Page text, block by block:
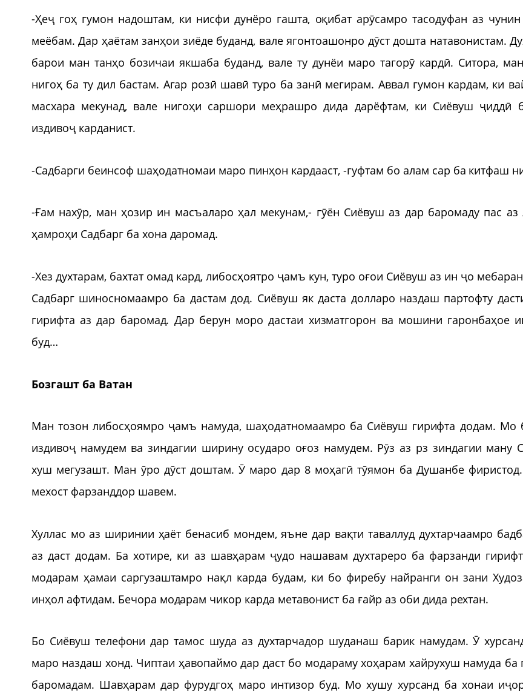
-Ҳеҷ гоҳ гумон надоштам, ки нисфи дунёро гашта, оқибат арӯсамро тасодуфан аз
меёбам. Дар ҳаётам занҳои зиёде буданд, вале ягонтоашонро дӯст дошта натавонистам.
барои ман танҳо бозичаи якшаба буданд, вале ту дунёи маро тагорӯ кардӣ. Ситора,
нигоҳ ба ту дил бастам. Агар розӣ шавӣ туро ба занӣ мегирам. Аввал гумон кардам, ки
масхара мекунад, вале нигоҳи саршори меҳрашро дида дарёфтам, ки Сиёвуш ҷиддӣ
издивоҷ карданист.
-Садбарги беинсоф шаҳодатномаи маро пинҳон кардааст, -гуфтам бо алам сар ба китфаш
-Ғам нахӯр, ман ҳозир ин масъаларо ҳал мекунам,- гӯён Сиёвуш аз дар баромаду пас аз
ҳамроҳи Садбарг ба хона даромад.
-Хез духтарам, бахтат омад кард, либосҳоятро ҷамъ кун, туро оғои Сиёвуш аз ин ҷо
Садбарг шиносномаамро ба дастам дод. Сиёвуш як даста долларо наздаш партофту
гирифта аз дар баромад. Дар берун моро дастаи хизматгорон ва мошини гаронбаҳое
буд…
Бозгашт ба Ватан
Ман тозон либосҳоямро ҷамъ намуда, шаҳодатномаамро ба Сиёвуш гирифта додам. Мо
издивоҷ намудем ва зиндагии ширину осударо оғоз намудем. Рӯз аз рз зиндагии ману
хуш мегузашт. Ман ӯро дӯст доштам. Ӯ маро дар 8 моҳагӣ тӯямон ба Душанбе
мехост фарзанддор шавем.
Хуллас мо аз ширинии ҳаёт бенасиб мондем, яъне дар вақти таваллуд духтарчаамро
аз даст додам. Ба хотире, ки аз шавҳарам ҷудо нашавам духтареро ба фарзанди
модарам ҳамаи саргузаштамро нақл карда будам, ки бо фиребу найранги он зани
инҳол афтидам. Бечора модарам чикор карда метавонист ба ғайр аз оби дида рехтан.
Бо Сиёвуш телефони дар тамос шуда аз духтарчадор шуданаш барик намудам. Ӯ
маро наздаш хонд. Чиптаи ҳавопаймо дар даст бо модараму хоҳарам хайрухуш намуда ба
баромадам. Шавҳарам дар фурудгоҳ маро интизор буд. Мо хушу хурсанд ба хонаи